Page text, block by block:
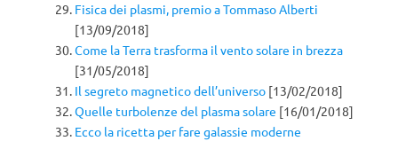
Fisica dei plasmi, premio a Tommaso Alberti
[13/09/2018]
Come la Terra trasforma il vento solare in brezza
[31/05/2018]
Il segreto magnetico dell’universo [13/02/2018]
Quelle turbolenze del plasma solare [16/01/2018]
Ecco la ricetta per fare galassie moderne